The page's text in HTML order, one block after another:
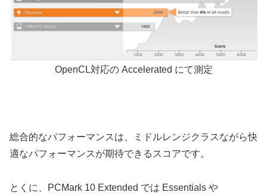
OpenCL対応の Accelerated にて測定
総合的なパフォーマンスは、ミドルレンジクラスながら快
適なパフォーマンスが期待できるスコアです。
とくに、PCMark 10 Extended では Essentials や